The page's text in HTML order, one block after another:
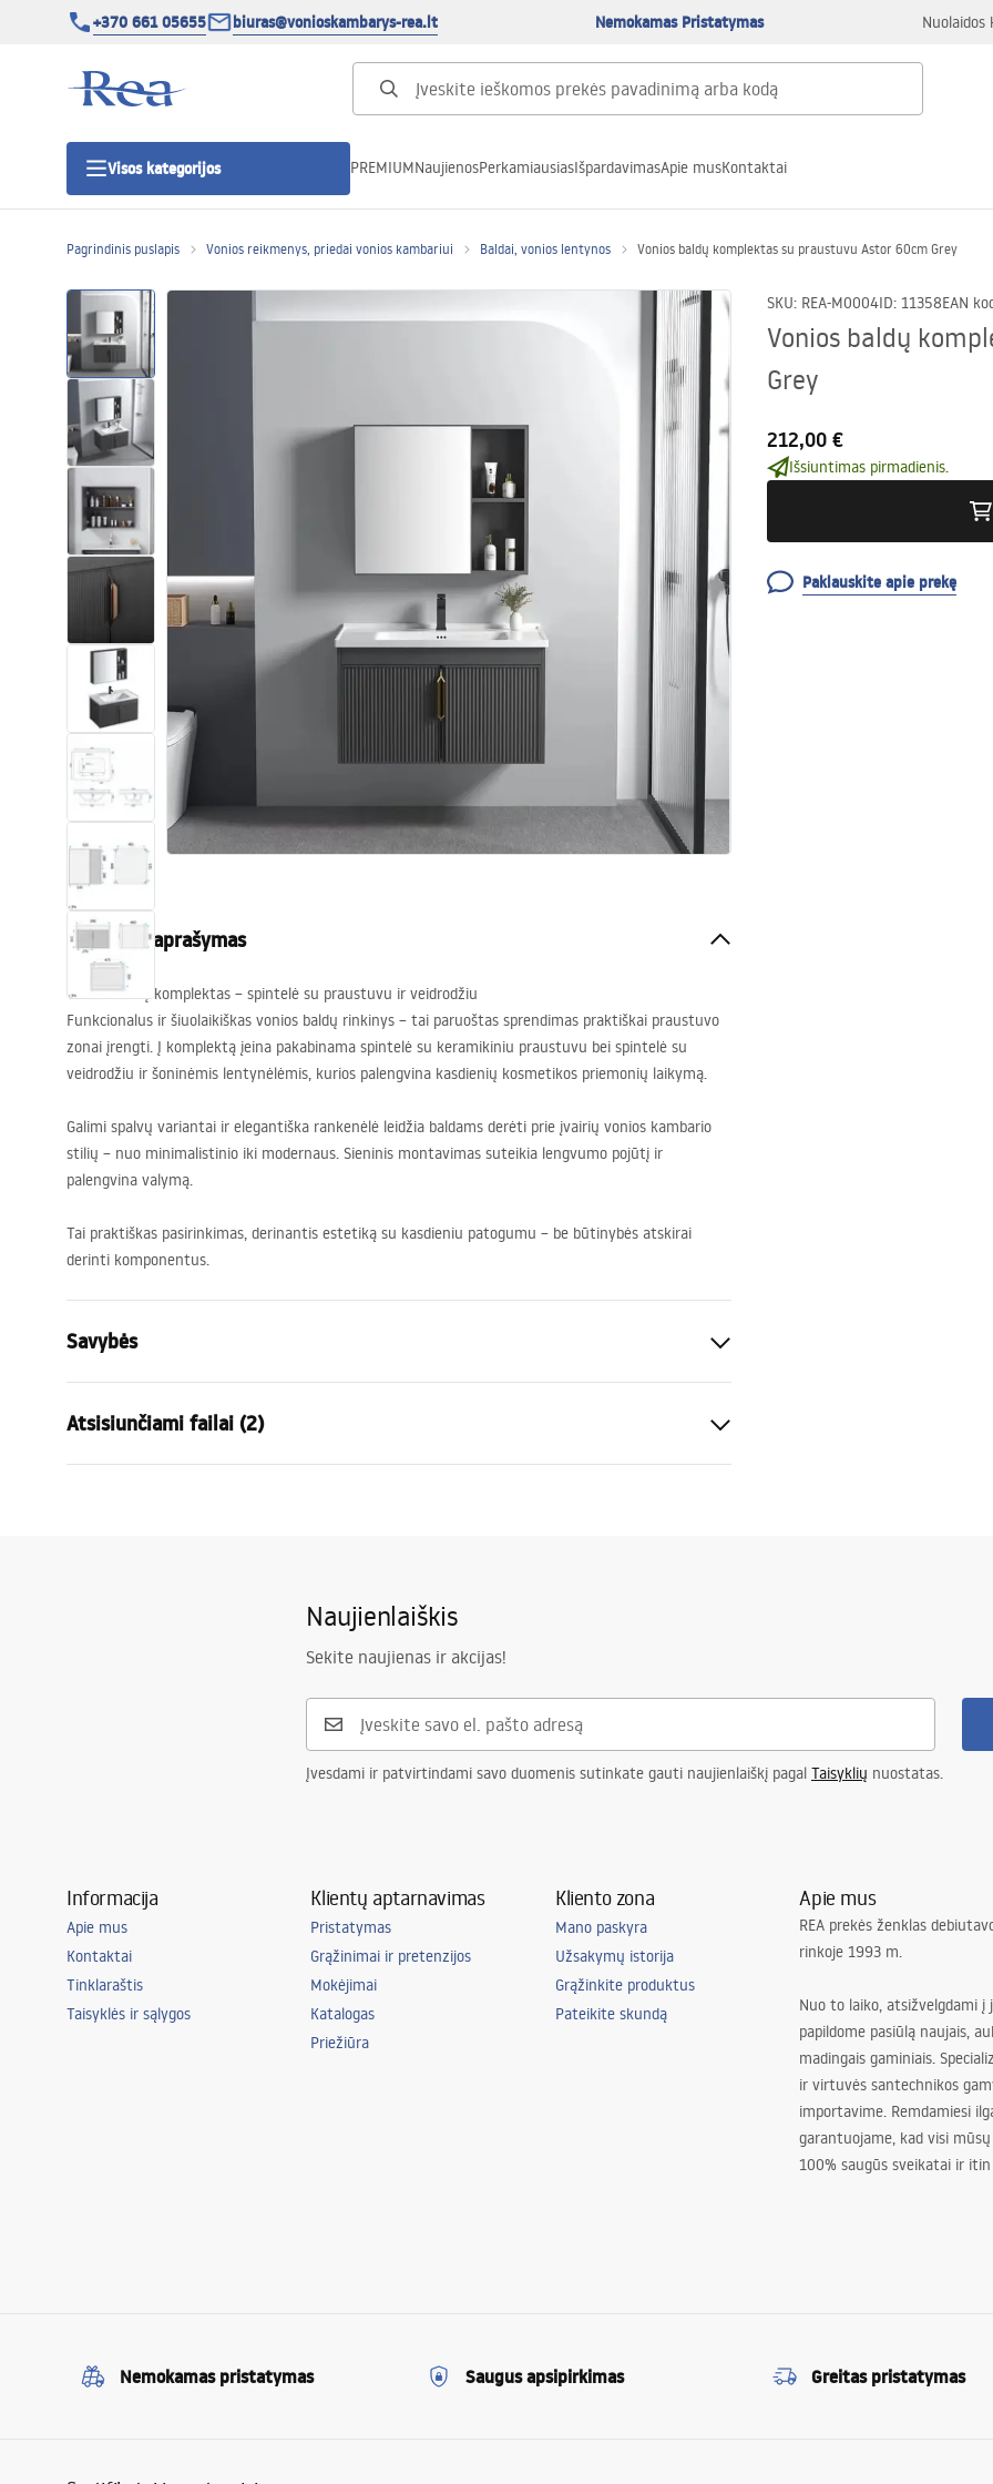
+370 661 05655 biuras@vonioskambarys-rea.lt Nemokamas Pristatymas Nuolaidos
Visos kategorijos
Dušo durys
Vonios dušo padėklai
Linijiniai dušo kanalai
Tualetai
Praustuvas
Vonios ir ekranai
Vonios maišytuvai
Vonios dušai
Virtuvė
PREMIUMNaujienosPerkamiausiasIšpardavimasApie musKontaktai
Pagrindinis puslapis Vonios reikmenys, priedai vonios kambariui Baldai, vonios lentynos Vonios baldų komplektas su praustuvu Astor 60cm Grey
SKU: REA-M0004ID: 11358EAN
Vonios baldų
Grey
212,00 €
Išsiuntimas pirmadienis.
Paklauskite apie prekę
Produkto aprašymas
Vonios baldų komplektas – spintelė su praustuvu ir veidrodžiu
Funkcionalus ir šiuolaikiškas vonios baldų rinkinys – tai paruoštas sprendimas praktiškai praustuvo
zonai įrengti. Į komplektą įeina pakabinama spintelė su keramikiniu praustuvu bei spintelė su
veidrodžiu ir šoninėmis lentynėlėmis, kurios palengvina kasdienių kosmetikos priemonių laikymą.
Galimi spalvų variantai ir elegantiška rankenėlė leidžia baldams derėti prie įvairių vonios kambario
stilių – nuo minimalistinio iki modernaus. Sieninis montavimas suteikia lengvumo pojūtį ir
palengvina valymą.
Tai praktiškas pasirinkimas, derinantis estetiką su kasdieniu patogumu – be būtinybės atskirai
derinti komponentus.
Savybės
Montavimo būdas
Medžiaga
Aliuminis , Sanitarinė keramika, Plastikas,
460
Atsisiunčiami failai (2)
Naujienlaiškis
Sekite naujienas ir akcijas!
Įvesdami ir patvirtindami savo duomenis sutinkate gauti naujienlaiškį pagal Taisyklių nuostatas.
Informacija
Apie mus
Kontaktai
Tinklaraštis
Taisyklės ir sąlygos
Klientų aptarnavimas
Pristatymas
Grąžinimai ir pretenzijos
Mokėjimai
Katalogas
Priežiūra
Kliento zona
Mano paskyra
Užsakymų istorija
Grąžinkite produktus
Pateikite skundą
Apie mus
REA prekės ženklas
rinkoje 1993 m.
Nuo to laiko, atsižvelgdami į
papildome pasiūlą naujais,
madingais gaminiais.
ir virtuvės santechnikos
importavime. Remdamiesi
garantuojame, kad visi
100% saugūs sveikatai ir
Nemokamas pristatymas Saugus apsipirkimas Greitas pristatymas